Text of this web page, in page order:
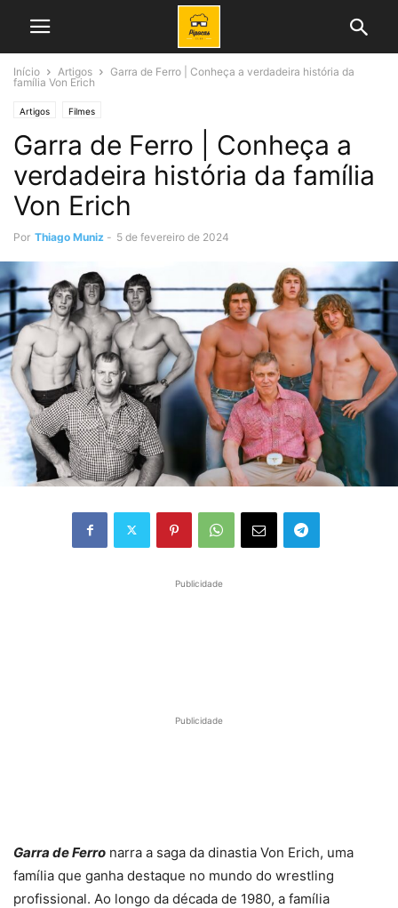
Início Artigos
Garra de Ferro | Conheça a verdadeira história da
família Von Erich
Artigos Filmes
Garra de Ferro | Conheça a
verdadeira história da família
Von Erich
Por Thiago Muniz - 5 de fevereiro de 2024
Publicidade
Publicidade
Garra de Ferro narra a saga da dinastia Von Erich, uma
família que ganha destaque no mundo do wrestling
profissional. Ao longo da década de 1980, a família